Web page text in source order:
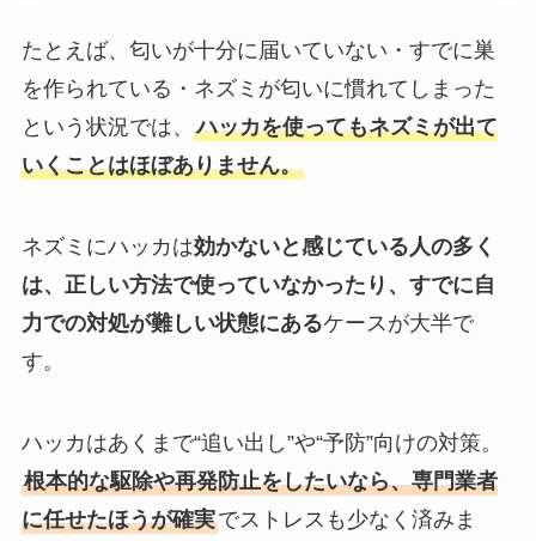
たとえば、匂いが十分に届いていない・すでに巣
を作られている・ネズミが匂いに慣れてしまった
という状況では、 ハッカを使ってもネズミが出て
いくことはほぼありません。
ネズミにハッカは効かないと感じている人の多く
は、正しい方法で使っていなかったり、すでに自
力での対処が難しい状態にあるケースが大半で
す。
ハッカはあくまで“追い出し”や“予防”向けの対策。
根本的な駆除や再発防止をしたいなら、専門業者
に任せたほうが確実でストレスも少なく済みま